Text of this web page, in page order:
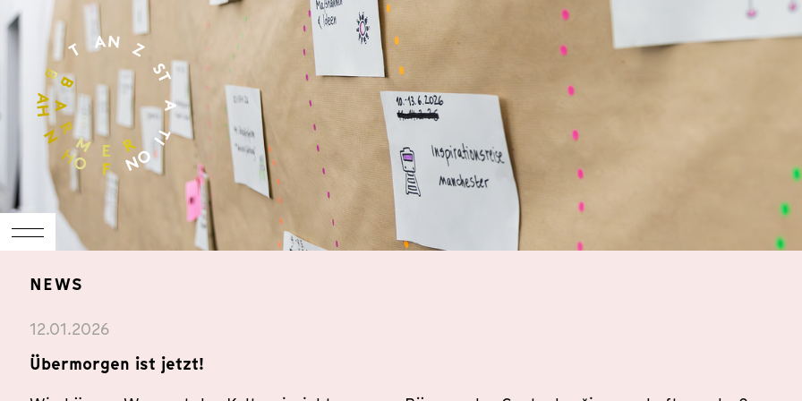
NEWS
12.01.2026
Übermorgen ist jetzt!